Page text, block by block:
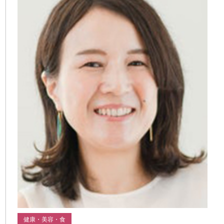
健康・美容・食